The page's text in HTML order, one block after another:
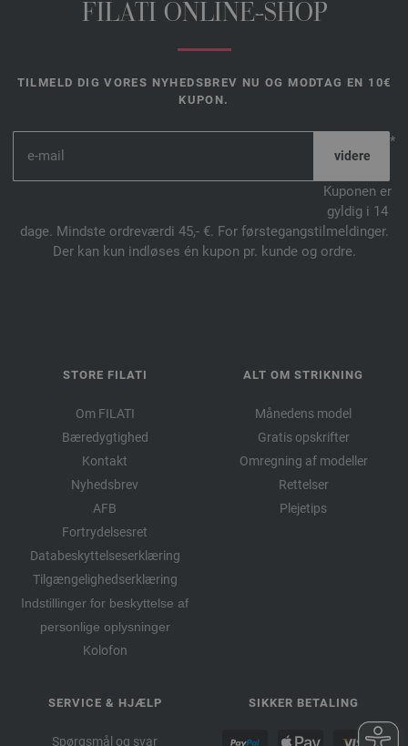
FILATI ONLINE-SHOP
TILMELD DIG VORES NYHEDSBREV NU OG MODTAG EN 10€
KUPON.
*
Kuponen er
gyldig i 14
dage. Mindste ordreværdi 45,- €. For førstegangstilmeldinger.
Der kan kun indløses én kupon pr. kunde og ordre.
STORE FILATI
Om FILATI
Bæredygtighed
Kontakt
Nyhedsbrev
AFB
Fortrydelsesret
Databeskyttelseserklæring
Tilgængelighedserklæring
Indstillinger for beskyttelse af
personlige oplysninger
Kolofon
ALT OM STRIKNING
Månedens model
Gratis opskrifter
Omregning af modeller
Rettelser
Plejetips
SERVICE & HJÆLP
Spørgsmål og svar
SIKKER BETALING